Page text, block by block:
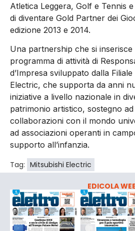
Atletica Leggera, Golf e Tennis
di diventare Gold Partner dei
edizione 2013 e 2014.
Una partnership che si
programma di attività di
d’Impresa sviluppato dalla
Electric, che supporta da anni
iniziative a livello nazionale in
patrimonio artistico, sostegno
collaborazioni con il mondo
ad associazioni operanti in
supporto all’infanzia.
Tag: Mitsubishi Electric
EDICOLA